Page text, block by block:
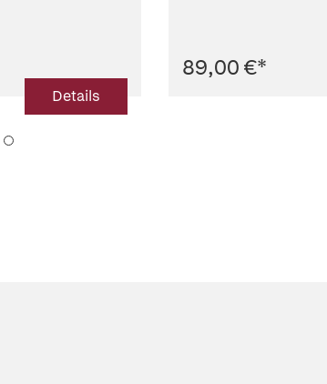
Details
89,00 €*